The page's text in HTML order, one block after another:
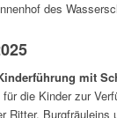
des
mit
die Kinder zur
Ritter, Burgfräuleins